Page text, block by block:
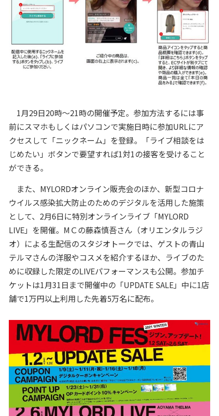
1月29日20時～21時の開催予定。参加方法するには事
前にスマホもしくはパソコンで実施日時に参加URLにア
クセスして「ニックネーム」を登録。「ライブ相談をは
じめたい」ボタンで要望すれば1対1の接客を受けること
ができる。
また、MYLORDオンライン販売会のほか、新型コロナ
ウイルス感染拡大防止のためのデジタルを活用した施策
として、2月6日に特別オンラインライブ「MYLORD
LIVE」を開催。МＣの藤森慎吾さん（オリエンタルラジ
オ）による生配信のスタジオトークでは、ゲストの青山
テルマさんの洋服やコスメを紹介するほか、ライブのた
めに収録した限定のLIVEパフォーマンスも公開。参加チ
ケットは1月31日まで開催中の「UPDATE SALE」中に1店
舗で1万円以上利用した先着5万名に配布。